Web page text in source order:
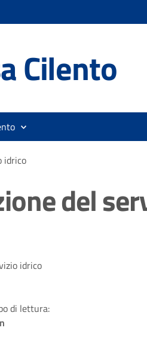
Cilento
idrico
del
idrico
di lettura: